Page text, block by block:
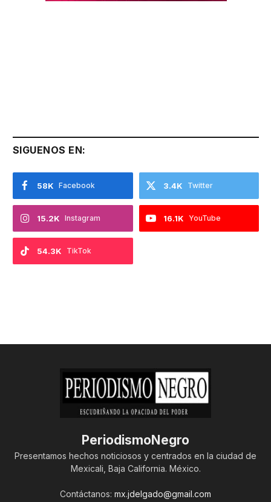
SIGUENOS EN:
Facebook
58K Twitter
3.4K
Instagram
15.2K YouTube
16.1K
TikTok
54.3K
PeriodismoNegro
Presentamos hechos noticiosos y centrados en la ciudad de
Mexicali, Baja California. México.
Contáctanos: mx.jdelgado@gmail.com